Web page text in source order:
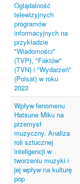
Oglądalność
telewizyjnych
programów
informacyjnych na
przykładzie
"Wiadomości"
(TVP), "Faktów"
(TVN) i "Wydarzeń"
(Polsat) w roku
2023
Wpływ fenomenu
Hatsune Miku na
przemysł
muzyczny. Analiza
roli sztucznej
inteligencji w
tworzeniu muzyki i
jej wpływ na kulturę
pop